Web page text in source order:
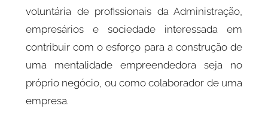
voluntária de profissionais da Administração,
empresários e sociedade interessada em
contribuir com o esforço para a construção de
uma mentalidade empreendedora seja no
próprio negócio, ou como colaborador de uma
empresa.